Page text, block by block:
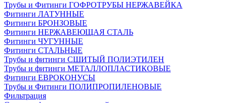
Трубы и Фитинги ГОФРОТРУБЫ НЕРЖАВЕЙКА
Фитинги ЛАТУННЫЕ
Фитинги БРОНЗОВЫЕ
Фитинги НЕРЖАВЕЮЩАЯ СТАЛЬ
Фитинги ЧУГУННЫЕ
Фитинги СТАЛЬНЫЕ
Трубы и фитинги СШИТЫЙ ПОЛИЭТИЛЕН
Трубы и фитинги МЕТАЛЛОПЛАСТИКОВЫЕ
Фитинги ЕВРОКОНУСЫ
Трубы и Фитинги ПОЛИПРОПИЛЕНОВЫЕ
Фильтрация